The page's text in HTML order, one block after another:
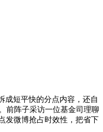
短平快的分点内容，还自
前阵子采访一位基金司理聊
发微博抢占时效性，把省下